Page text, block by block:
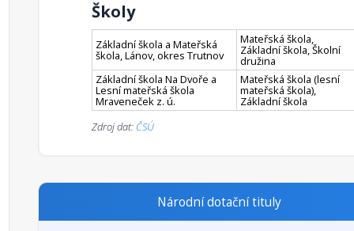
Školy
Základní škola a Mateřská
škola, Lánov, okres Trutnov
Mateřská škola,
Základní škola, Školní
družina
Základní škola Na Dvoře a
Lesní mateřská škola
Mraveneček z. ú.
Mateřská škola (lesní
mateřská škola),
Základní škola
Zdroj dat: ČSÚ
Národní dotační tituly